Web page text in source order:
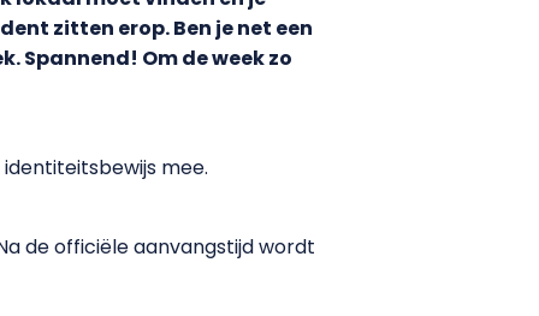
zitten erop. Ben je net een
Spannend! Om de week zo
mee.
de officiële aanvangstijd wordt